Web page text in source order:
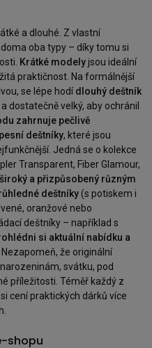
a dlouhé. Z vlastní
oba typy – díky tomu si
Krátké modelyjsou ideální
praktičnost. Na formálnější
se lépe hodí dlouhý deštník
dostatečně velký, aby ochránil
zahrnuje pečlivě
deštníky, které jsou
Jedná se o kolekce
Transparent, Fiber Glamour,
a přizpůsobený různým
deštníky(s potiskem i
oranžové nebo
deštníky – například s
si aktuální nabídku a
Nezapomeň, že originální
narozeninám, svátku, pod
příležitosti. Téměř každý z
cení praktických dárků více
shopu